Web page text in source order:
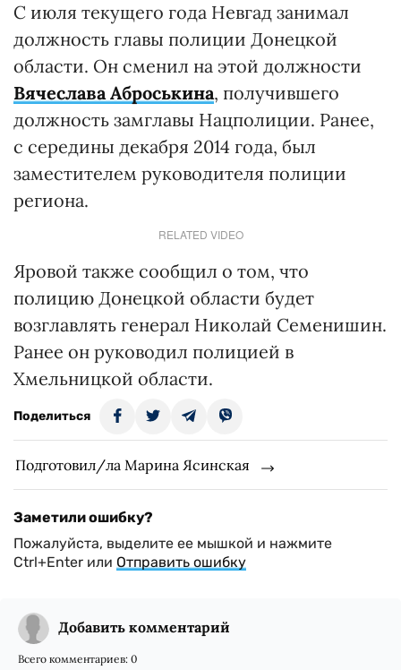
С июля текущего года Невгад занимал
должность главы полиции Донецкой
области. Он сменил на этой должности
Вячеслава Аброськина, получившего
должность замглавы Нацполиции. Ранее,
с середины декабря 2014 года, был
заместителем руководителя полиции
региона.
RELATED VIDEO
Яровой также сообщил о том, что
полицию Донецкой области будет
возглавлять генерал Николай Семенишин.
Ранее он руководил полицией в
Хмельницкой области.
Поделиться
Подготовил/ла Марина Ясинская
Заметили ошибку?
Пожалуйста, выделите ее мышкой и нажмите
Ctrl+Enter или Отправить ошибку
Добавить комментарий
Всего комментариев: 0